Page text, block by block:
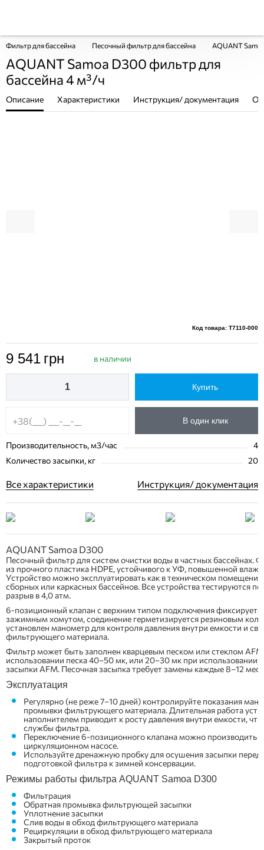
Фильтр для бассейна Песочный фильтр для бассейна AQUANT
AQUANT Samoa D300 фильтр для
бассейна 4 м³/ч
Описание Характеристики Инструкция/ документация
Код товара: T7110-000
9 541 грн в наличии
Купить
В один клик
Производительность, м3/час
4
Количество засыпки, кг
20
Все характеристики Инструкция/ документация
AQUANT Samoa D300
Песочный фильтр для систем очистки воды в частных бассейнах.
из прочного пластика HDPE, устойчивого к УФ, повышенной
Устройство можно эксплуатировать как в техническом
сборных или каркасных бассейнов. Все устройства тестируются
разрыв в 4,0 атм.
6-позиционный клапан с верхним типом подключения
зажимным хомутом, соединение герметизируется резиновым
установлен манометр для контроля давления внутри емкости и
фильтрующего материала.
Фильтр может быть заполнен кварцевым песком или стеклом
использовании песка 40–50 мк, или 20–30 мк при использовании
засыпки AFM. Песочная засыпка требует замены каждые 8–12
Эксплуатация
Регулярно (не реже 7–10 дней) контролируйте показания
промывки фильтрующего материала. Длительная работа
наполнителем приводит к росту давления внутри емкости,
службы фильтра.
Переключение 6-позиционного клапана можно производить
циркуляционном насосе.
Используйте дренажную пробку для осушения засыпки перед
подготовкой фильтра к зимней консервации.
Режимы работы фильтра AQUANT Samoa D300
Фильтрация
Обратная промывка фильтрующей засыпки
Уплотнение засыпки
Слив воды в обход фильтрующего материала
Рециркуляции в обход фильтрующего материала
Закрытый проток